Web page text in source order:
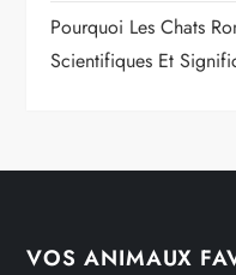
Pourquoi Les Chats
Scientifiques Et
VOS ANIMAUX